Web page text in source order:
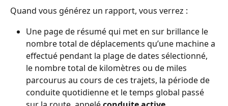
Quand vous générez un rapport, vous verrez :
Une page de résumé qui met en sur brillance le
nombre total de déplacements qu’une machine a
effectué pendant la plage de dates sélectionné,
le nombre total de kilomètres ou de miles
parcourus au cours de ces trajets, la période de
conduite quotidienne et le temps global passé